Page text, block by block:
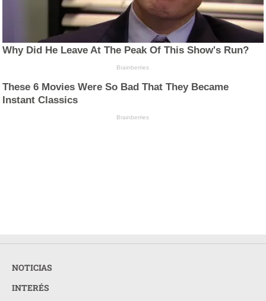
Why Did He Leave At The Peak Of This Show's Run?
Brainberries
These 6 Movies Were So Bad That They Became
Instant Classics
Brainberries
NOTICIAS
INTERÉS